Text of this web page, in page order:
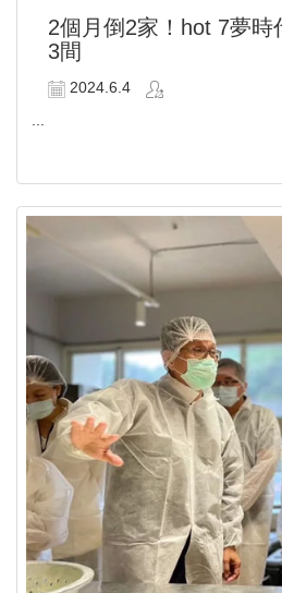
2個月倒2家！hot 7夢時
3間
2024.6.4
...